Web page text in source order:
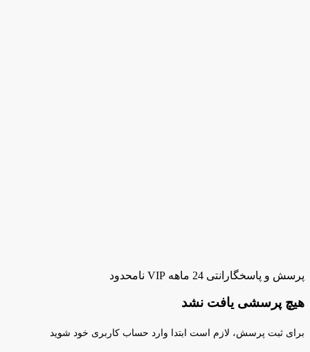
پرسش و پاسخگارانتی 24 ماهه VIP نامحدود
هیچ پرسشی یافت نشد
برای ثبت پرسش، لازم است ابتدا وارد حساب کاربری خود شوید